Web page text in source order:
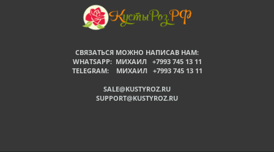
СВЯЗАТЬСЯ МОЖНО НАПИСАВ НАМ:
WHATSAPP: МИХАИЛ +7993 745 13 11
TELEGRAM: МИХАИЛ +7993 745 13 11
SALE@KUSTYROZ.RU
SUPPORT@KUSTYROZ.RU